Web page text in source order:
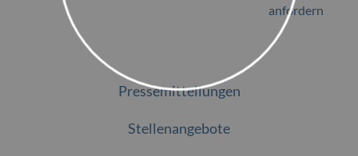
anfordern
Pressemitteilungen
Stellenangebote